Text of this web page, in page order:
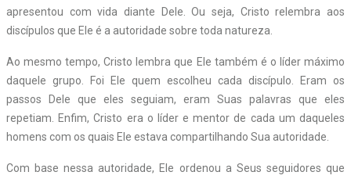
apresentou com vida diante Dele. Ou seja, Cristo relembra aos
discípulos que Ele é a autoridade sobre toda natureza.
Ao mesmo tempo, Cristo lembra que Ele também é o líder máximo
daquele grupo. Foi Ele quem escolheu cada discípulo. Eram os
passos Dele que eles seguiam, eram Suas palavras que eles
repetiam. Enfim, Cristo era o líder e mentor de cada um daqueles
homens com os quais Ele estava compartilhando Sua autoridade.
Com base nessa autoridade, Ele ordenou a Seus seguidores que